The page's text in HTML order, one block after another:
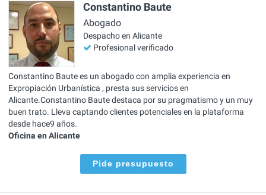
Constantino Baute
Abogado
Despacho en Alicante
Profesional verificado
Constantino Baute es un abogado con amplia experiencia en
Expropiación Urbanística , presta sus servicios en
Alicante.Constantino Baute destaca por su pragmatismo y un muy
buen trato. Lleva captando clientes potenciales en la plataforma
desde hace9 años.
Oficina en Alicante
Pide presupuesto